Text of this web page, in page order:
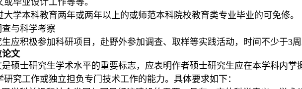
毕业设计工作等等。
大学本科教育两年或两年以上的或师范本科院校教育类专业毕业的可免修。
与科学考察
应积极参加科研项目，赴野外参加调查、取样等实践活动， 时间不少于3周
论文
硕士研究生学术水平的重要标志，应表明作者硕士研究生应在本学科内掌
研究工作或独立担负专门技术工作的能力。 具体要求如下：